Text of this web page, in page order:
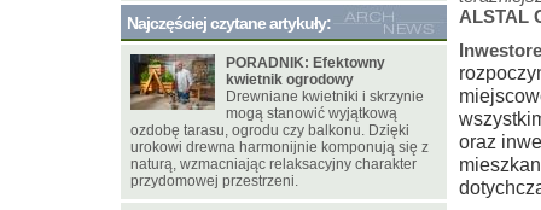
ALSTAL
oraz
Najczęściej czytane artykuły:
PORADNIK: Efektowny
kwietnik ogrodowy
Drewniane kwietniki i skrzynie
mogą stanowić wyjątkową
ozdobę tarasu, ogrodu czy balkonu. Dzięki
urokowi drewna harmonijnie komponują się z
naturą, wzmacniając relaksacyjny charakter
przydomowej przestrzeni.